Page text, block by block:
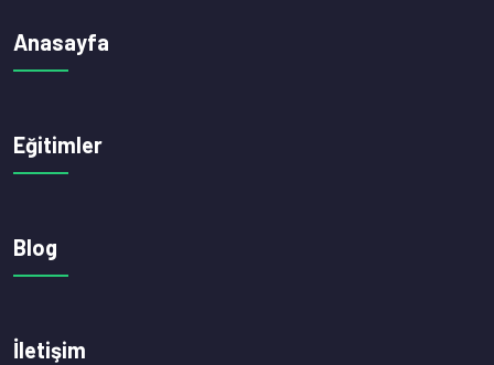
Anasayfa
Eğitimler
Blog
İletişim